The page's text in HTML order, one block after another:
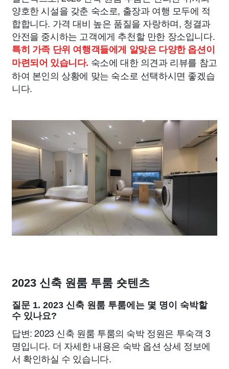
양호한 시설을 갖춘 숙소로, 출장과 여행 모두에 적
합합니다. 가격 대비 높은 품질을 자랑하며, 청결과
안전을 중시하는 고객에게 추천할 만한 장소입니다.
특히 가족 단위 여행객들에게 알맞은 다양한 옵션이
마련되어 있습니다. 숙소에 대한 의견과 리뷰를 참고
하여 본인의 상황에 맞는 숙소로 선택하시면 좋겠습
니다.
2023 신축 원룸 투룸 숏텐츠
질문 1. 2023 신축 원룸 투룸에는 몇 명이 숙박할
수 있나요?
답변: 2023 신축 원룸 투룸의 숙박 정원은 투숙객 3
명입니다. 더 자세한 내용은 숙박 옵션 상세 정보에
서 확인하실 수 있습니다.